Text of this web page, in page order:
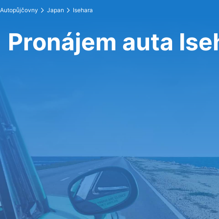
Autopůjčovny Japan Isehara
Pronájem auta